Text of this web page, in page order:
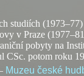
studiích
v Praze
pobyty na
CSc. potom roku
Muzeu české